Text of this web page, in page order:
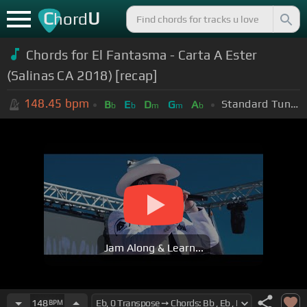
ChordU
Chords for El Fantasma - Carta A Ester
(Salinas CA 2018) [recap]
148.45 bpm Bb Eb Dm Gm Ab Standard Tuning (EADGBE)
Jam Along & Learn...
148BPM